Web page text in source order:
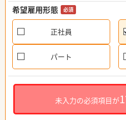
希望雇用形態 必須
正社員
パート
未入力の必須項目が